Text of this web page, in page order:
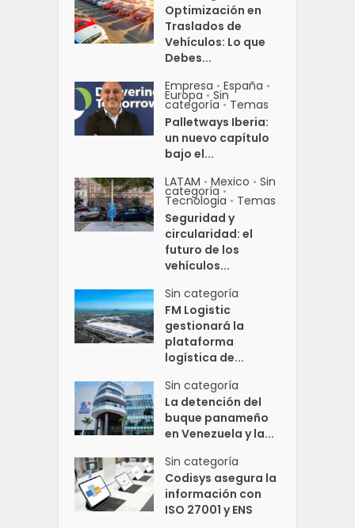
Optimización en
Traslados de
Vehículos: Lo que
Debes...
Empresa • España •
Europa • Sin
categoría • Temas
Palletways Iberia:
un nuevo capítulo
bajo el...
LATAM • Mexico • Sin
categoría •
Tecnologia • Temas
Seguridad y
circularidad: el
futuro de los
vehículos...
Sin categoría
FM Logistic
gestionará la
plataforma
logística de...
Sin categoría
La detención del
buque panameño
en Venezuela y la...
Sin categoría
Codisys asegura la
información con
ISO 27001 y ENS